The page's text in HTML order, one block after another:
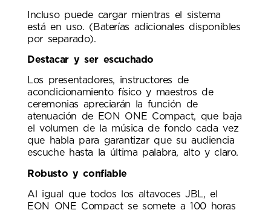
Incluso puede cargar mientras el sistema
está en uso. (Baterías adicionales disponibles
por separado).
Destacar y ser escuchado
Los presentadores, instructores de
acondicionamiento físico y maestros de
ceremonias apreciarán la función de
atenuación de EON ONE Compact, que baja
el volumen de la música de fondo cada vez
que habla para garantizar que su audiencia
escuche hasta la última palabra, alto y claro.
Robusto y confiable
Al igual que todos los altavoces JBL, el
EON ONE Compact se somete a 100 horas